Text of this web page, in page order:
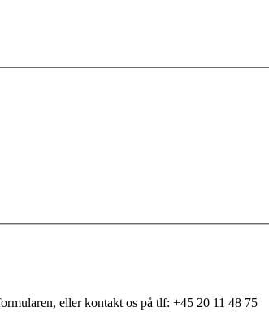
eller kontakt os på tlf: +45 20 11 48 75